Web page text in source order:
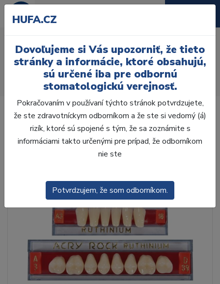
D39, B3
Zuby
AcryRock
AcryRock 1x28 S18-I18-D39, B3
HUFA.CZ
Dovoľujeme si Vás upozorniť, že tieto
stránky a informácie, ktoré obsahujú,
sú určené iba pre odbornú
stomatologickú verejnosť.
Pokračovaním v používaní týchto stránok potvrdzujete,
že ste zdravotníckym odborníkom a že ste si vedomý (á)
rizík, ktoré sú spojené s tým, že sa zoznámite s
informáciami takto určenými pre prípad, že odborníkom
nie ste
Potvrdzujem, že som odborníkom.